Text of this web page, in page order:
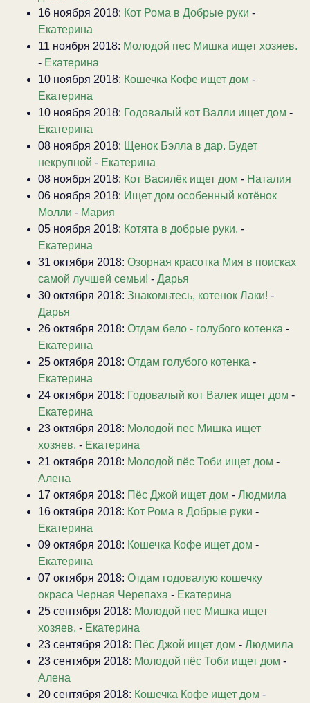
16 ноября 2018: Кот Рома в Добрые руки -
Екатерина
11 ноября 2018: Молодой пес Мишка ищет хозяев.
- Екатерина
10 ноября 2018: Кошечка Кофе ищет дом -
Екатерина
10 ноября 2018: Годовалый кот Валли ищет дом -
Екатерина
08 ноября 2018: Щенок Бэлла в дар. Будет
некрупной - Екатерина
08 ноября 2018: Кот Василёк ищет дом - Наталия
06 ноября 2018: Ищет дом особенный котёнок
Молли - Мария
05 ноября 2018: Котята в добрые руки. -
Екатерина
31 октября 2018: Озорная красотка Мия в поисках
самой лучшей семьи! - Дарья
30 октября 2018: Знакомьтесь, котенок Лаки! -
Дарья
26 октября 2018: Отдам бело - голубого котенка -
Екатерина
25 октября 2018: Отдам голубого котенка -
Екатерина
24 октября 2018: Годовалый кот Валек ищет дом -
Екатерина
23 октября 2018: Молодой пес Мишка ищет
хозяев. - Екатерина
21 октября 2018: Молодой пёс Тоби ищет дом -
Алена
17 октября 2018: Пёс Джой ищет дом - Людмила
16 октября 2018: Кот Рома в Добрые руки -
Екатерина
09 октября 2018: Кошечка Кофе ищет дом -
Екатерина
07 октября 2018: Отдам годовалую кошечку
окраса Черная Черепаха - Екатерина
25 сентября 2018: Молодой пес Мишка ищет
хозяев. - Екатерина
23 сентября 2018: Пёс Джой ищет дом - Людмила
23 сентября 2018: Молодой пёс Тоби ищет дом -
Алена
20 сентября 2018: Кошечка Кофе ищет дом -